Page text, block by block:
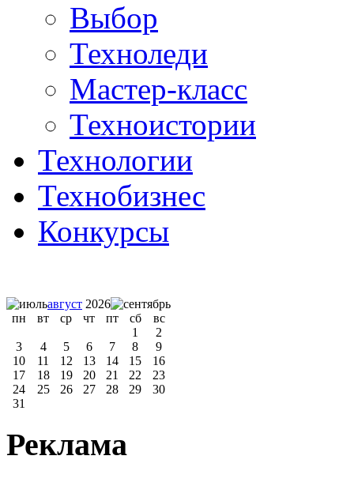
Выбор
Техноледи
Мастер-класс
Техноистории
Технологии
Технобизнес
Конкурсы
август 2026
пн
вт ср чт пт сб
вс
1
2
3
4 5 6 7 8
9
10
11 12 13 14 15
16
17
18 19 20 21 22
23
24
25 26 27 28 29
30
31
Реклама